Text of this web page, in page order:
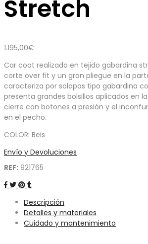
Stretch
1.195,00€
Car coat realizado en tejido gabardina
corte over fit y un gran pliegue en la
caracteriza por solapas tipo gabardina
presenta grandes bolsillos aplicados en
cierre con botones a presión y el
en el pecho.
COLOR: Beis
Envío y Devoluciones
REF: 921765
Descripción
Detalles y materiales
Cuidado y mantenimiento